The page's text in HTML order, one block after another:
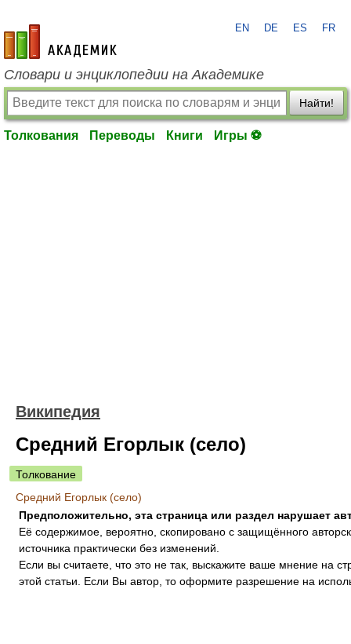
academic.ru
EN DE ES FR
Словари и энциклопедии на Академике
Найти!
Толкования Переводы Книги Игры ⚽
Википедия
Средний Егорлык (село)
Толкование
Средний Егорлык (село)
Предположительно, эта страница или раздел нарушает
Eё содержимое, вероятно, скопировано с защищённого
источника практически без изменений.
Если вы считаете, что это не так, выскажите ваше мнение на
этой статьи. Если Вы автор, то оформите разрешение на